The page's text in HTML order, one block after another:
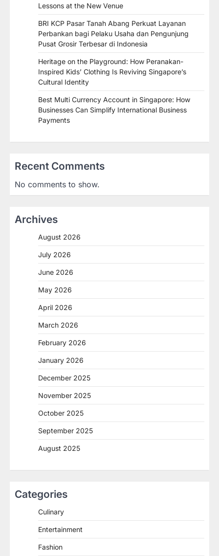
Lessons at the New Venue
BRI KCP Pasar Tanah Abang Perkuat Layanan
Perbankan bagi Pelaku Usaha dan Pengunjung
Pusat Grosir Terbesar di Indonesia
Heritage on the Playground: How Peranakan-
Inspired Kids’ Clothing Is Reviving Singapore’s
Cultural Identity
Best Multi Currency Account in Singapore: How
Businesses Can Simplify International Business
Payments
Recent Comments
No comments to show.
Archives
August 2026
July 2026
June 2026
May 2026
April 2026
March 2026
February 2026
January 2026
December 2025
November 2025
October 2025
September 2025
August 2025
Categories
Culinary
Entertainment
Fashion